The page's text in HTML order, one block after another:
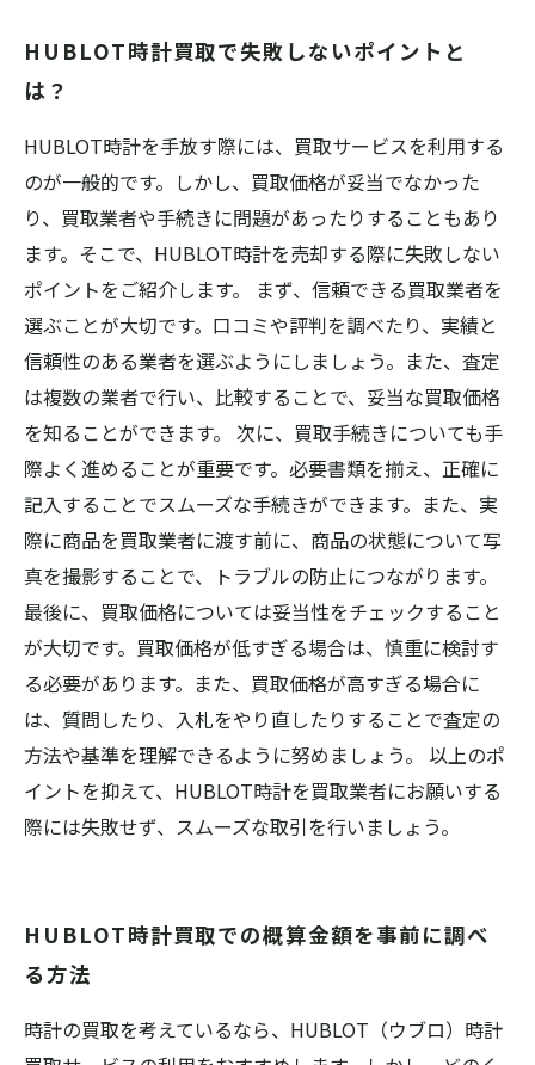
HUBLOT時計買取で失敗しないポイントと
は？
HUBLOT時計を手放す際には、買取サービスを利用する
のが一般的です。しかし、買取価格が妥当でなかった
り、買取業者や手続きに問題があったりすることもあり
ます。そこで、HUBLOT時計を売却する際に失敗しない
ポイントをご紹介します。 まず、信頼できる買取業者を
選ぶことが大切です。口コミや評判を調べたり、実績と
信頼性のある業者を選ぶようにしましょう。また、査定
は複数の業者で行い、比較することで、妥当な買取価格
を知ることができます。 次に、買取手続きについても手
際よく進めることが重要です。必要書類を揃え、正確に
記入することでスムーズな手続きができます。また、実
際に商品を買取業者に渡す前に、商品の状態について写
真を撮影することで、トラブルの防止につながります。
最後に、買取価格については妥当性をチェックすること
が大切です。買取価格が低すぎる場合は、慎重に検討す
る必要があります。また、買取価格が高すぎる場合に
は、質問したり、入札をやり直したりすることで査定の
方法や基準を理解できるように努めましょう。 以上のポ
イントを抑えて、HUBLOT時計を買取業者にお願いする
際には失敗せず、スムーズな取引を行いましょう。
HUBLOT時計買取での概算金額を事前に調べ
る方法
時計の買取を考えているなら、HUBLOT（ウブロ）時計